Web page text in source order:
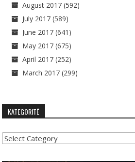
August 2017 (592)
July 2017 (589)
June 2017 (641)
May 2017 (675)
April 2017 (252)
March 2017 (299)
KATEGORITË
Kategoritë